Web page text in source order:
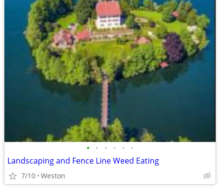
• • • • • •
Landscaping and Fence Line Weed Eating
7/10 Weston